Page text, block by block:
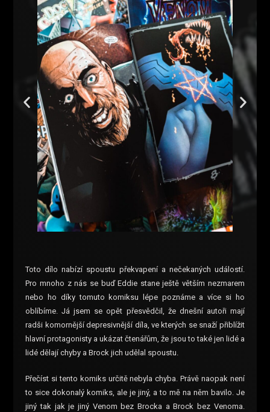
Toto dílo nabízí spoustu překvapení a nečekaných událostí.
Pro mnoho z nás se buď Eddie stane ještě větším nezmarem
nebo ho díky tomuto komiksu lépe poznáme a více si ho
oblíbíme. Já jsem se opět přesvědčil, že dnešní autoři mají
radši komornější depresivnější díla, ve kterých se snaží přiblížit
hlavní protagonisty a ukázat čtenářům, že jsou to také jen lidé a
lidé dělají chyby a Brock jich udělal spoustu.
Přečíst si tento komiks určitě nebyla chyba. Právě naopak není
to sice dokonalý komiks, ale je jiný, a to mě na něm bavilo. Je
jiný tak jak je jiný Venom bez Brocka a Brock bez Venoma.